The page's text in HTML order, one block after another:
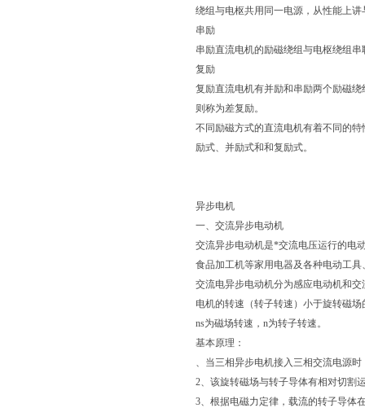
绕组与电枢共用同一电源，从性能上
串励
串励直流电机的励磁绕组与电枢绕组
复励
复励直流电机有并励和串励两个励磁
则称为差复励。
不同励磁方式的直流电机有着不同的
励式、并励式和和复励式。
异步电机
一、交流异步电动机
交流异步电动机是*交流电压运行的电
食品加工机等家用电器及各种电动工
交流电异步电动机分为感应电动机和
电机的转速（转子转速）小于旋转磁
ns为磁场转速，n为转子转速。
基本原理：
、当三相异步电机接入三相交流电源
2、该旋转磁场与转子导体有相对切割
3、根据电磁力定律，载流的转子导体